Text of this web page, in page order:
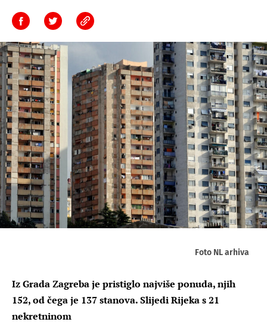
Foto NL arhiva
Iz Grada Zagreba je pristiglo najviše ponuda, njih
152, od čega je 137 stanova. Slijedi Rijeka s 21
nekretninom